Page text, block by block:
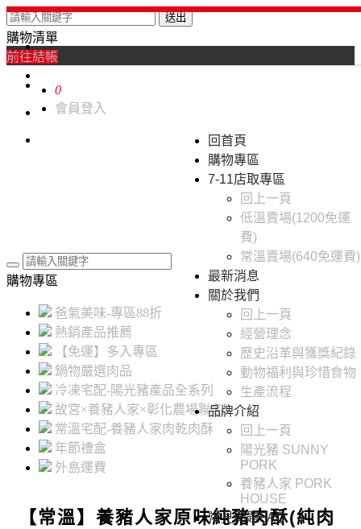
0
會員登入
回首頁
購物專區
7-11店取專區
回上一頁
低溫賣場(1200免運
費)
常溫賣場(640免運費)
最新消息
關於我們
回上一頁
經營理念
歷史沿革與獲獎紀錄
動物福利與珍惜食物
生產流程
品牌介紹
回上一頁
陽光豬 SUNNY
PORK
養豬人家 PORK
HOUSE
常見問題FAQ
送出
購物清單
前往結帳
購物專區
爸氣美味-專區88折
熱銷產品推薦
【免運】多入專區
鍋物嚴選肉品
冷凍宅配-陽光豬產品全系列
故宮×養豬人家×彰化農場聯名
常溫宅配-養豬人家肉乾肉酥
年節禮盒
外島運費
【常溫】養豬人家原味純豬肉酥(純肉